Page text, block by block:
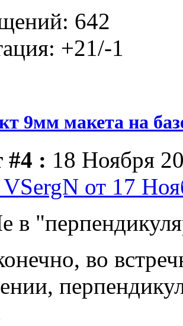
642
+21/-1
9мм макета на
#4 : 18 Ноября
от 17
в
во